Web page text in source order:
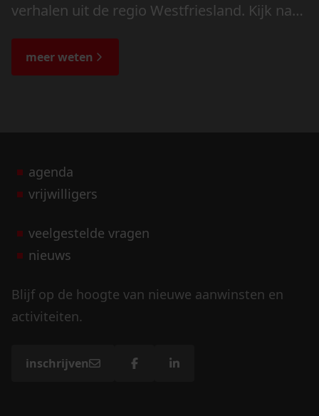
verhalen uit de regio Westfriesland. Kijk naar
de bijzondere verhalen.
meer weten
agenda
vrijwilligers
veelgestelde vragen
nieuws
Blijf op de hoogte van nieuwe aanwinsten en
activiteiten.
inschrijven